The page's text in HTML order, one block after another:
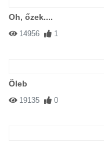
Oh, őzek....
14956 1
Öleb
19135 0